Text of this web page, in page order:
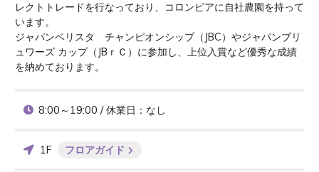
レクトトレードを行なっており、コロンビアに自社農園を持って
います。
ジャパンベリスタ　チャンピオンシップ（JBC）やジャパンブリ
ュワーズ カップ（JBｒＣ）に参加し、上位入賞など優秀な成績
を納めております。
8:00～19:00 / 休業日：なし
1F フロアガイド